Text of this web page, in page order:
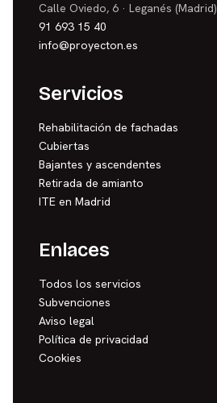
Calle Oviedo, 6 · Leganés (Madrid)
91 693 15 40
info@proyecton.es
Servicios
Rehabilitación de fachadas
Cubiertas
Bajantes y ascendentes
Retirada de amianto
ITE en Madrid
Enlaces
Todos los servicios
Subvenciones
Aviso legal
Política de privacidad
Cookies